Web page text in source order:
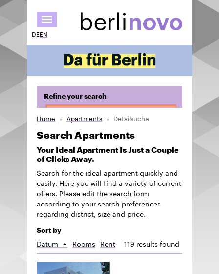
to
main
DEEN
Refine your search
Home Apartments Detailsuche
Search Apartments
Your Ideal Apartment Is Just a Couple
of Clicks Away.
Search for the ideal apartment quickly and
easily. Here you will find a variety of current
offers. Please edit the search form
according to your search preferences
regarding district, size and price.
Sort by
Datum Sort
ascending
Rooms Rent 119 results found